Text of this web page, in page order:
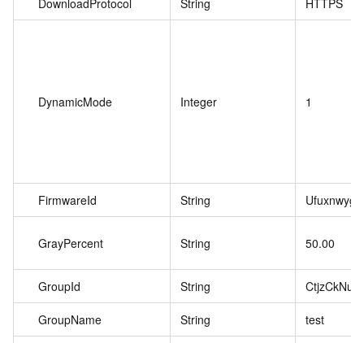
DynamicMode Integer 1
FirmwareId String
GrayPercent String 50.00
GroupId String
GroupName String test